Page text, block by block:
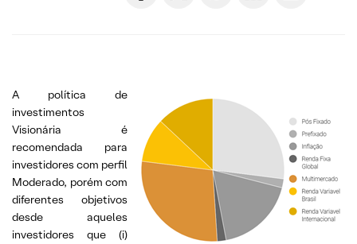
A política de
investimentos
Visionária é
recomendada para
investidores com perfil
Moderado, porém com
diferentes objetivos
desde aqueles
investidores que (i)